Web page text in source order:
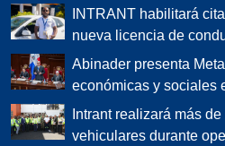
INTRANT habilitará
nueva licencia de
Abinader presenta
económicas y sociales
Intrant realizará más
vehiculares durante